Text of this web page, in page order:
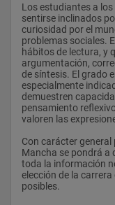
Aplicar los
relacionadas con un
Humanidades y
Competencia T8:
Trabajar en equipos
habilidades sociales
cooperación,
Transmitir y debatir
Ciencias Sociales
utilizando técnicas y
44513 Historia
2 3 Obligatoria
44514 Geografía del
2 3 Obligatoria
44515 Historia del
2 4 Obligatoria
44516 Historia de
2 4 Obligatoria
44517 Geografía de
Los estudiantes a
sentirse inclinados
curiosidad por el
problemas sociales.
hábitos de lectura, y
argumentación,
de síntesis. El grado
especialmente
demuestren
pensamiento
valoren las
Con carácter general
Mancha se pondrá a
toda la información
elección de la
posibles.